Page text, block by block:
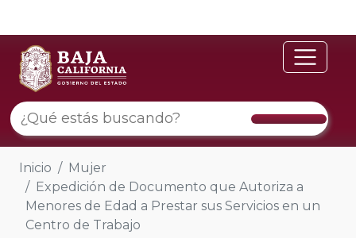
Inicio
Mujer
Expedición de Documento que Autoriza a
Menores de Edad a Prestar sus Servicios en un
Centro de Trabajo